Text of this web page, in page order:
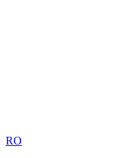
RO